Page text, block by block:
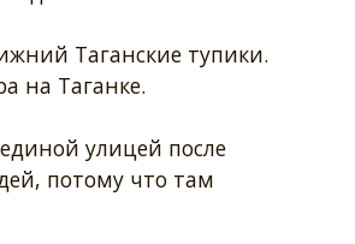
Таганские тупики.
на Таганке.
улицей после
потому что там